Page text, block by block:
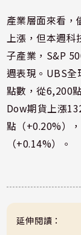
產業層面來看，
上漲，但本週科
子產業，S&P
週表現。UBS全
點數，從6,200
Dow期貨上漲
點（+0.20%）
（+0.14%）。
延伸閱讀：